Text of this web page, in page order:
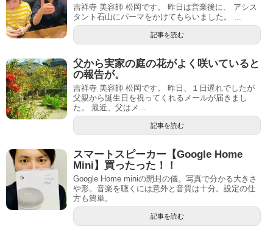
吉祥寺 美容師 松岡です。 昨日は営業後に、 アシス
タント石山にパーマをかけてもらいました。 ...
記事を読む
父から実家の庭の花がよく咲いていると
の報告が。
吉祥寺 美容師 松岡です。 昨日、１日遅れでしたが
父親から誕生日を祝ってくれるメールが届きまし
た。 最近、父はメ...
記事を読む
スマートスピーカー【Google Home
Mini】買ったった！！
Google Home miniの開封の儀。写真で分かる大きさ
や形。音楽を聴くには意外と音質は十分。設定の仕
方も簡単。
記事を読む